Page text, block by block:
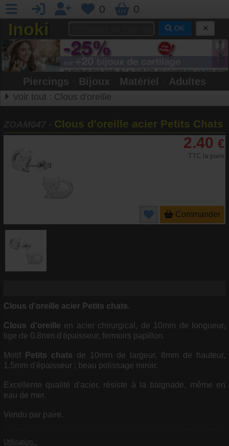
0 0
Inoki OK
Piercings Bijoux Matériel Adultes
Voir tout : Clous d'oreille
Clous d'oreille acier Petits Chats
2.40 €
TTC la paire
Commander
Clous d'oreille acier Petits chats.
Clous d'oreille en acier chirurgical, de 10mm de longueur,
tige de 0.8mm d'épaisseur, fermoirs papillon.
Motif Petits chats de 10mm de largeur, 8mm de hauteur,
1.5mm d'épaisseur ; beau polissage miroir.
Excellente qualité d'acier, résiste à la baignade, même en
eau de mer.
Vendu par paire.
Utilisation :